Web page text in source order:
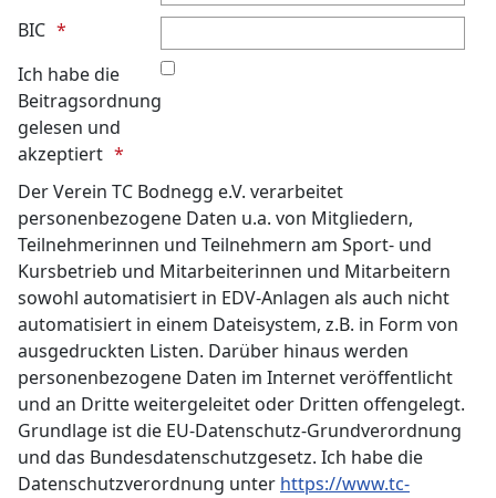
BIC
Ich habe die
Beitragsordnung
gelesen und
akzeptiert
Der Verein TC Bodnegg e.V. verarbeitet
personenbezogene Daten u.a. von Mitgliedern,
Teilnehmerinnen und Teilnehmern am Sport- und
Kursbetrieb und Mitarbeiterinnen und Mitarbeitern
sowohl automatisiert in EDV-Anlagen als auch nicht
automatisiert in einem Dateisystem, z.B. in Form von
ausgedruckten Listen. Darüber hinaus werden
personenbezogene Daten im Internet veröffentlicht
und an Dritte weitergeleitet oder Dritten offengelegt.
Grundlage ist die EU-Datenschutz-Grundverordnung
und das Bundesdatenschutzgesetz. Ich habe die
Datenschutzverordnung unter https://www.tc-